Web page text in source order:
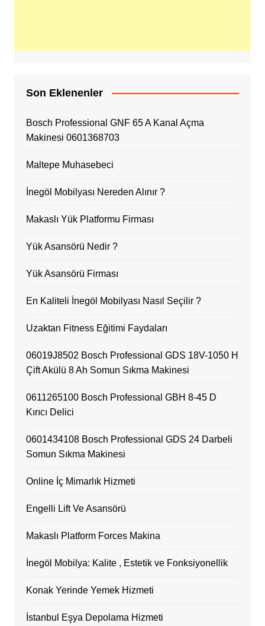
Son Eklenenler
Bosch Professional GNF 65 A Kanal Açma
Makinesi 0601368703
Maltepe Muhasebeci
İnegöl Mobilyası Nereden Alınır ?
Makaslı Yük Platformu Firması
Yük Asansörü Nedir ?
Yük Asansörü Firması
En Kaliteli İnegöl Mobilyası Nasıl Seçilir ?
Uzaktan Fitness Eğitimi Faydaları
06019J8502 Bosch Professional GDS 18V-1050 H
Çift Akülü 8 Ah Somun Sıkma Makinesi
0611265100 Bosch Professional GBH 8-45 D
Kırıcı Delici
0601434108 Bosch Professional GDS 24 Darbeli
Somun Sıkma Makinesi
Online İç Mimarlık Hizmeti
Engelli Lift Ve Asansörü
Makaslı Platform Forces Makina
İnegöl Mobilya: Kalite , Estetik ve Fonksiyonellik
Konak Yerinde Yemek Hizmeti
İstanbul Eşya Depolama Hizmeti